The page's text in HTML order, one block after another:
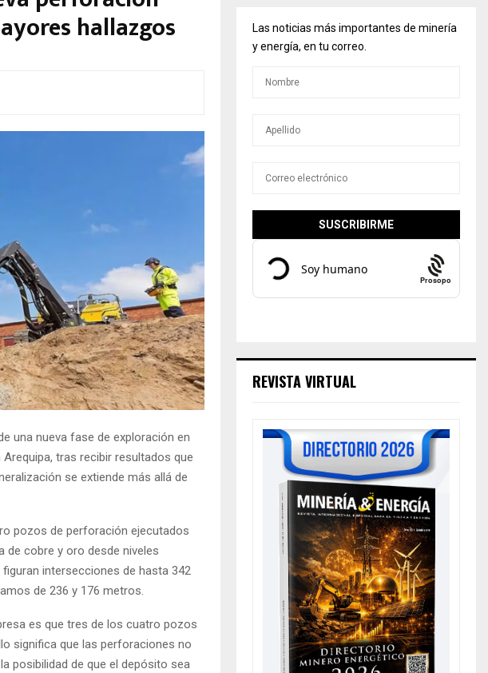
hallazgos
una nueva fase de exploración en
tras recibir resultados que
se extiende más allá de
pozos de perforación ejecutados
cobre y oro desde niveles
intersecciones de hasta 342
de 236 y 176 metros.
es que tres de los cuatro pozos
significa que las perforaciones no
posibilidad de que el depósito sea
Las noticias más importantes de minería
y energía, en tu correo.
Prosopo
REVISTA VIRTUAL